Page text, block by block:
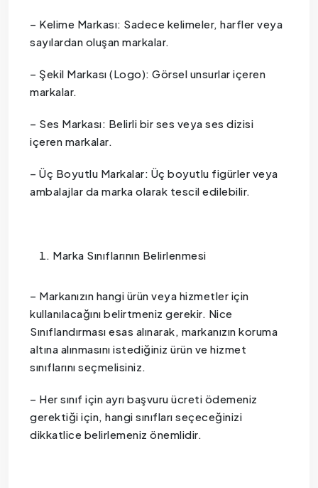
– Kelime Markası: Sadece kelimeler, harfler veya
sayılardan oluşan markalar.
– Şekil Markası (Logo): Görsel unsurlar içeren
markalar.
– Ses Markası: Belirli bir ses veya ses dizisi
içeren markalar.
– Üç Boyutlu Markalar: Üç boyutlu figürler veya
ambalajlar da marka olarak tescil edilebilir.
Marka Sınıflarının Belirlenmesi
– Markanızın hangi ürün veya hizmetler için
kullanılacağını belirtmeniz gerekir. Nice
Sınıflandırması esas alınarak, markanızın koruma
altına alınmasını istediğiniz ürün ve hizmet
sınıflarını seçmelisiniz.
– Her sınıf için ayrı başvuru ücreti ödemeniz
gerektiği için, hangi sınıfları seçeceğinizi
dikkatlice belirlemeniz önemlidir.